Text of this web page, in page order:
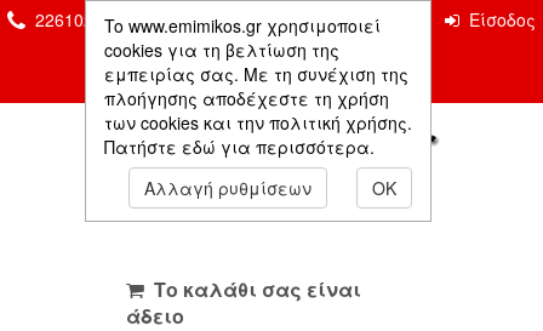
To www.emimikos.gr χρησιμοποιεί
cookies για τη βελτίωση της
εμπειρίας σας. Με τη συνέχιση της
πλοήγησης αποδέχεστε τη χρήση
των cookies και την πολιτική χρήσης.
Πατήστε εδώ για περισσότερα.
Αλλαγή ρυθμίσεων
OK
2261026435 & 2261081666 Επικοινωνία
Είσοδος
Μέλους
Το καλάθι σας είναι
άδειο